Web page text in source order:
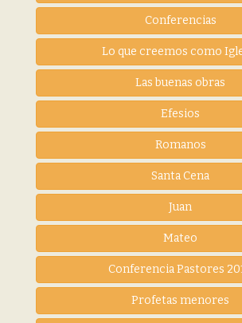
Conferencias
Lo que creemos como
Las buenas obras
Efesios
Romanos
Santa Cena
Juan
Mateo
Conferencia Pastores
Profetas menores